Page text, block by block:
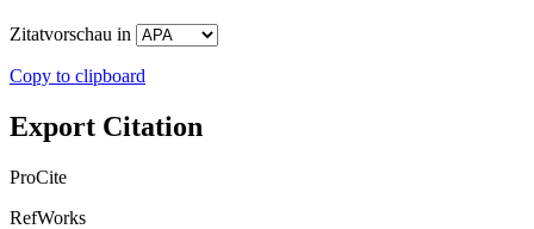
Zitatvorschau in
Copy to clipboard
Export Citation
ProCite
RefWorks